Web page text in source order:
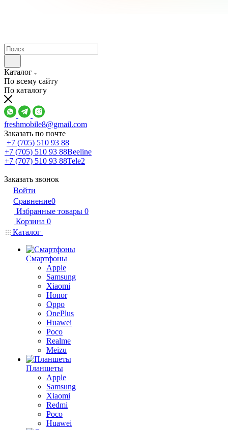
Каталог
По всему сайту
По каталогу
freshmobile8@gmail.com
Заказать по почте
+7 (705) 510 93 88
+7 (705) 510 93 88Beeline
+7 (707) 510 93 88Tele2
Заказать звонок
Войти
Сравнение0
Избранные товары 0
Корзина 0
Каталог
Смартфоны
Apple
Samsung
Xiaomi
Honor
Oppo
OnePlus
Huawei
Poco
Realme
Meizu
Планшеты
Apple
Samsung
Xiaomi
Redmi
Poco
Huawei